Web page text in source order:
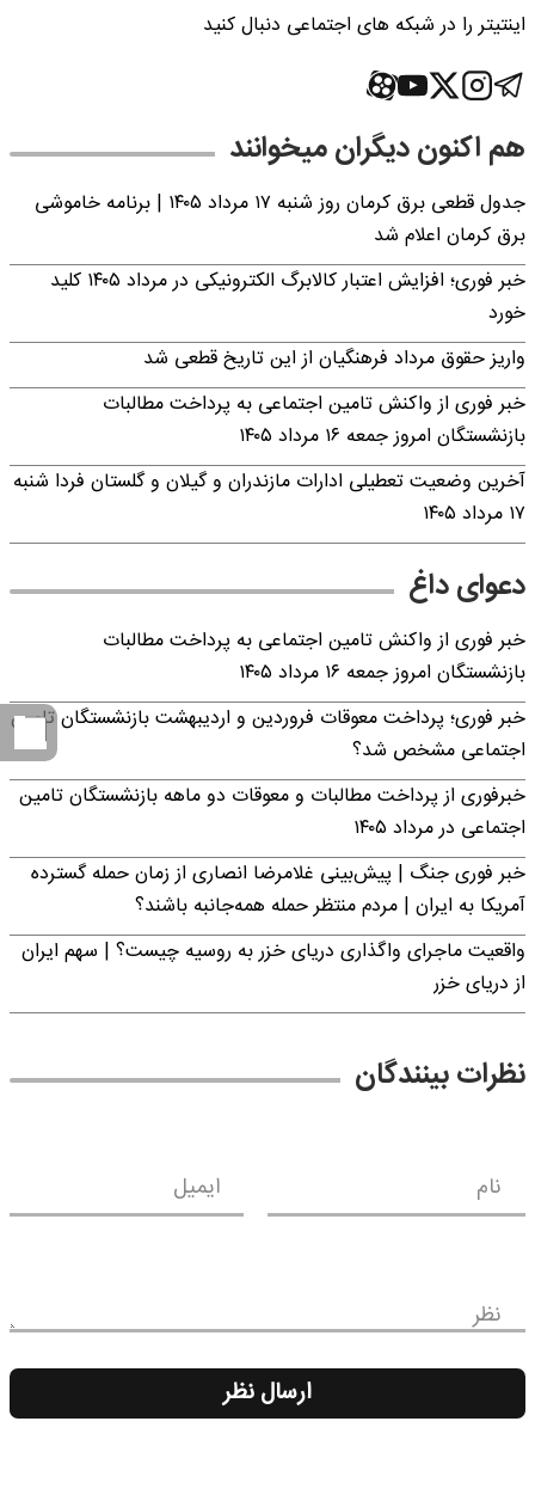
اینتیتر را در شبکه های اجتماعی دنبال کنید
هم اکنون دیگران میخوانند
جدول قطعی برق کرمان روز شنبه ۱۷ مرداد ۱۴۰۵ | برنامه خاموشی
برق کرمان اعلام شد
خبر فوری؛ افزایش اعتبار کالابرگ الکترونیکی در مرداد ۱۴۰۵ کلید
خورد
واریز حقوق مرداد فرهنگیان از این تاریخ قطعی شد
خبر فوری از واکنش تامین اجتماعی به پرداخت مطالبات
بازنشستگان امروز جمعه ۱۶ مرداد ۱۴۰۵
آخرین وضعیت تعطیلی ادارات مازندران و گیلان و گلستان فردا شنبه
۱۷ مرداد ۱۴۰۵
دعوای داغ
خبر فوری از واکنش تامین اجتماعی به پرداخت مطالبات
بازنشستگان امروز جمعه ۱۶ مرداد ۱۴۰۵
خبر فوری؛ پرداخت معوقات فروردین و اردیبهشت بازنشستگان تامین
اجتماعی مشخص شد؟
خبرفوری از پرداخت مطالبات و معوقات دو ماهه بازنشستگان تامین
اجتماعی در مرداد ۱۴۰۵
خبر فوری جنگ | پیش‌بینی غلامرضا انصاری از زمان حمله گسترده
آمریکا به ایران | مردم منتظر حمله همه‌جانبه باشند؟
واقعیت ماجرای واگذاری دریای خزر به روسیه چیست؟ | سهم ایران
از دریای خزر
نظرات بینندگان
نام ایمیل
نظر
ارسال نظر